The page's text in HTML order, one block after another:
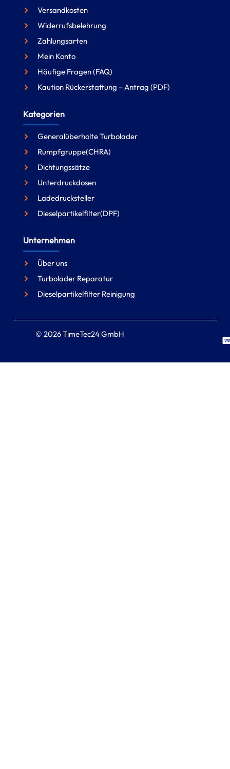
Versandkosten
Widerrufsbelehrung
Zahlungsarten
Mein Konto
Häufige Fragen (FAQ)
Kaution Rückerstattung – Antrag (PDF)
Kategorien
Generalüberholte Turbolader
Rumpfgruppe(CHRA)
Dichtungssätze
Unterdruckdosen
Ladedrucksteller
Dieselpartikelfilter(DPF)
Unternehmen
Über uns
Turbolader Reparatur
Dieselpartikelfilter Reinigung
© 2026 TimeTec24 GmbH